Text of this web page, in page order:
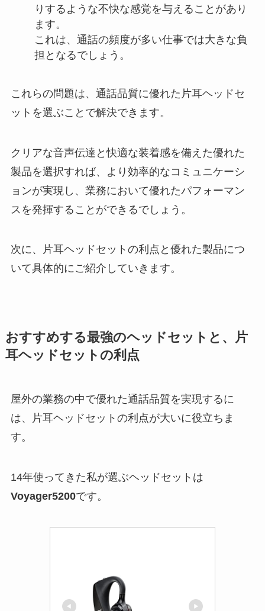
りするような不快な感覚を与えることがあり
ます。
これは、通話の頻度が多い仕事では大きな負
担となるでしょう。
これらの問題は、通話品質に優れた片耳ヘッドセ
ットを選ぶことで解決できます。
クリアな音声伝達と快適な装着感を備えた優れた
製品を選択すれば、より効率的なコミュニケーシ
ョンが実現し、業務において優れたパフォーマン
スを発揮することができるでしょう。
次に、片耳ヘッドセットの利点と優れた製品につ
いて具体的にご紹介していきます。
おすすめする最強のヘッドセットと、片
耳ヘッドセットの利点
屋外の業務の中で優れた通話品質を実現するに
は、片耳ヘッドセットの利点が大いに役立ちま
す。
14年使ってきた私が選ぶヘッドセットは
Voyager5200です。